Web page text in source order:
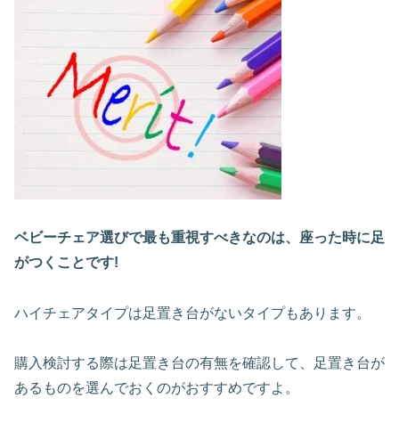
ベビーチェア選びで最も重視すべきなのは、座った時に足
がつくことです!
ハイチェアタイプは足置き台がないタイプもあります。
購入検討する際は足置き台の有無を確認して、足置き台が
あるものを選んでおくのがおすすめですよ。